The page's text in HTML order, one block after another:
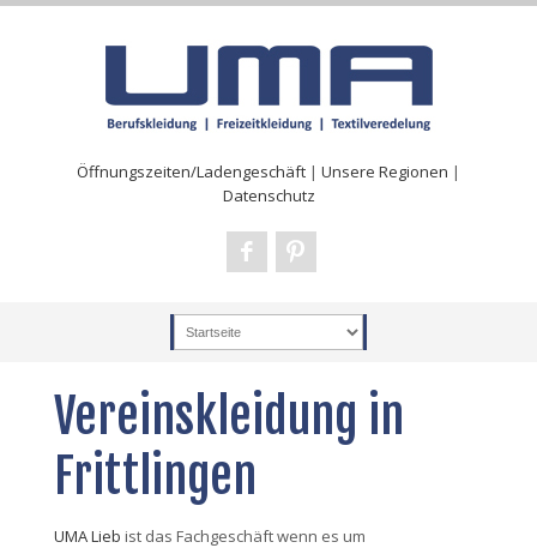
Öffnungszeiten/Ladengeschäft | Unsere Regionen |
Datenschutz
Vereinskleidung in
Frittlingen
UMA Lieb ist das Fachgeschäft wenn es um